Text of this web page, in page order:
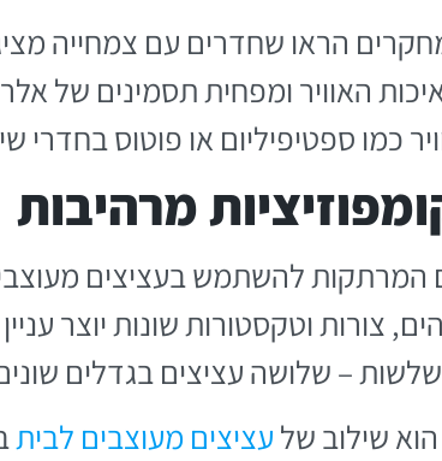
האוויר ומפחית תסמינים של
כמו ספטיפיליום או פוטוס בחדרי
מרהיבות
להשתמש בעציצים
צורות וטקסטורות שונות יוצר
– שלושה עציצים בגדלים
שילוב שלעציצים מעוצבים לבית